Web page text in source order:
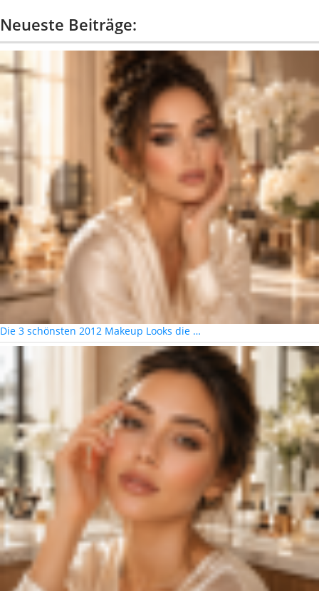
Neueste Beiträge:
Die 3 schönsten 2012 Makeup Looks die …